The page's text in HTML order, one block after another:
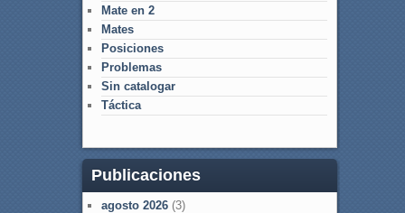
Mate en 2
Mates
Posiciones
Problemas
Sin catalogar
Táctica
Publicaciones
agosto 2026(3)